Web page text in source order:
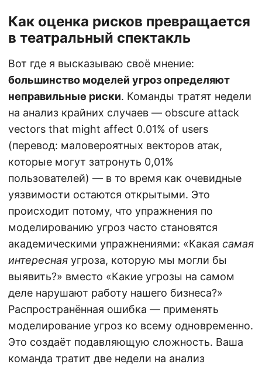
Как оценка рисков превращается
в театральный спектакль
Вот где я высказываю своё мнение:
большинство моделей угроз определяют
неправильные риски. Команды тратят недели
на анализ крайних случаев — obscure attack
vectors that might affect 0.01% of users
(перевод: маловероятных векторов атак,
которые могут затронуть 0,01%
пользователей) — в то время как очевидные
уязвимости остаются открытыми. Это
происходит потому, что упражнения по
моделированию угроз часто становятся
академическими упражнениями: «Какая самая
интересная угроза, которую мы могли бы
выявить?» вместо «Какие угрозы на самом
деле нарушают работу нашего бизнеса?»
Распространённая ошибка — применять
моделирование угроз ко всему одновременно.
Это создаёт подавляющую сложность. Ваша
команда тратит две недели на анализ